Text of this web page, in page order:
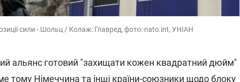
сили - Шольц / Колаж: Главред, фото: nato.int, УНІАН
альянс готовий "захищати кожен квадратний дюйм"
тому Німеччина та інші країни-союзники щодо блоку